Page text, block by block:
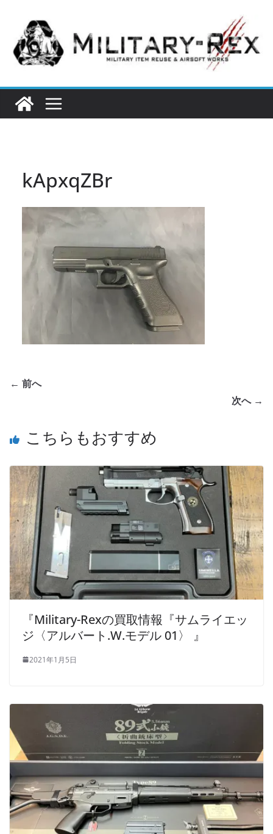
へ
kApxqZBr
← 前へ
次へ →
こちらもおすすめ
『Military-Rexの買取情報『サムライエッ
ジ〈アルバート.W.モデル 01〉 』
2021年1月5日